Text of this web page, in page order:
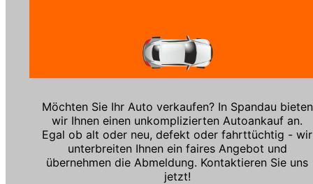
Möchten Sie Ihr Auto verkaufen? In Spandau bieten
wir Ihnen einen unkomplizierten Autoankauf an.
Egal ob alt oder neu, defekt oder fahrttüchtig - wir
unterbreiten Ihnen ein faires Angebot und
übernehmen die Abmeldung. Kontaktieren Sie uns
jetzt!